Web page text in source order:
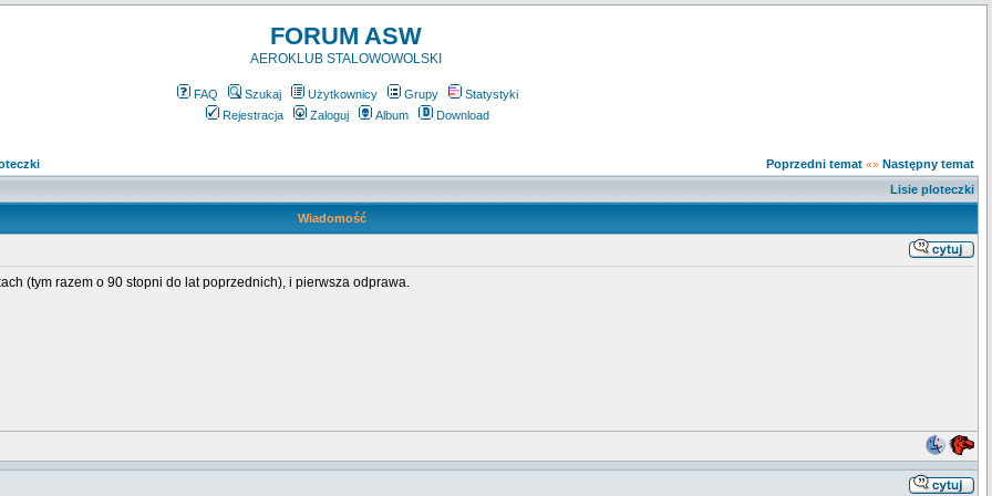
FORUM ASW
AEROKLUB STALOWOWOLSKI
FAQ Szukaj Użytkownicy Grupy
Statystyki
Rejestracja
Zaloguj Album Download
Poprzedni temat «» Następny temat
Lisie ploteczki
Wiadomość
(tym razem o 90 stopni do lat poprzednich), i pierwsza odprawa.